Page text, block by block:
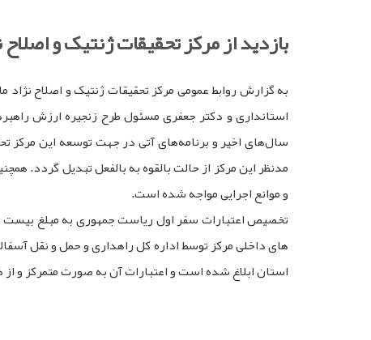
بازدید از مرکز تحقیقات ژنتیک و
به گزارش روابط عمومی مرکز تحقیقات ژنتیک و اصلاح
استانداری و دکتر جعفری مسئول طرح زنجیره ارزش
سال‌های اخیر و برنامه‌های آتی در جهت توسعه این مرکز
مدنظر این مرکز از حالت بالقوه به بالفعل تبدیل گردد.
و موانع اجرایی مواجه شده است.
تخصیص اعتبارات سفر اول ریاست جمهوری به مبلغ بیست
های داخلی مرکز توسط اداره کل راهداری و حمل و نقل
استان ابلاغ شده است و اعتبارات آن به صورت متمرکز و